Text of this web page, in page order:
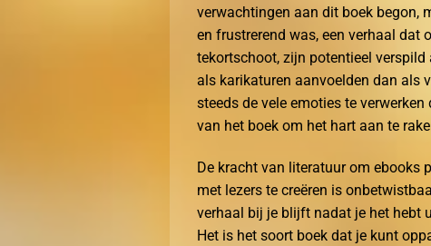
verwachtingen aan dit boek begon,
en frustrerend was, een verhaal dat
tekortschoot, zijn potentieel
als karikaturen aanvoelden dan als
steeds de vele emoties te
van het boek om het hart aan te
De kracht van literatuur om ebooks
met lezers te creëren is
verhaal bij je blijft nadat je het hebt
Het is het soort boek dat je kunt